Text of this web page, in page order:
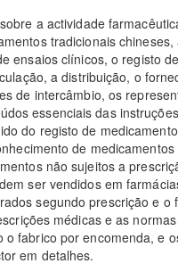
a actividade
tradicionais
ensaios clínicos, o registo
a distribuição, o
de intercâmbio, os
essenciais das
do registo de
de
não sujeitos a
ser vendidos em
segundo prescrição e
médicas e as
o fabrico por encomenda, e
em detalhes.